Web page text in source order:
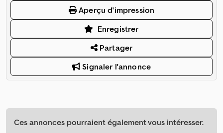
Aperçu d'impression
Enregistrer
Partager
Signaler l'annonce
Ces annonces pourraient également vous intéresser.